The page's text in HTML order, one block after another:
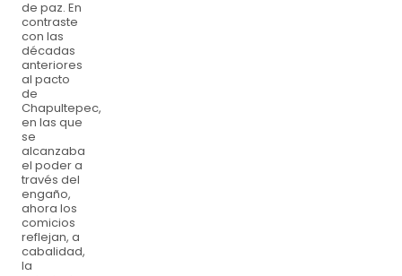
de paz. En
contraste
con las
décadas
anteriores
al pacto
de
Chapultepec,
en las que
se
alcanzaba
el poder a
través del
engaño,
ahora los
comicios
reflejan, a
cabalidad,
la